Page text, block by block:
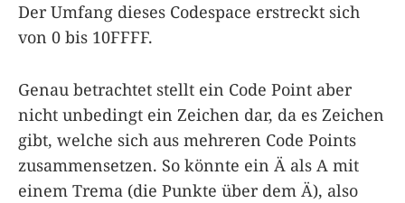
Der Umfang dieses Codespace erstreckt sich
von 0 bis 10FFFF.
Genau betrachtet stellt ein Code Point aber
nicht unbedingt ein Zeichen dar, da es Zeichen
gibt, welche sich aus mehreren Code Points
zusammensetzen. So könnte ein Ä als A mit
einem Trema (die Punkte über dem Ä), also